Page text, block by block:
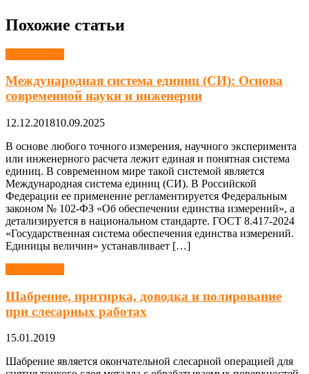
Похожие статьи
Международная система единиц (СИ): Основа
современной науки и инженерии
12.12.201810.09.2025
В основе любого точного измерения, научного эксперимента
или инженерного расчета лежит единая и понятная система
единиц. В современном мире такой системой является
Международная система единиц (СИ). В Российской
Федерации ее применение регламентируется Федеральным
законом № 102-ФЗ «Об обеспечении единства измерений», а
детализируется в национальном стандарте. ГОСТ 8.417-2024
«Государственная система обеспечения единства измерений.
Единицы величин» устанавливает […]
Шабрение, притирка, доводка и полирование
при слесарных работах
15.01.2019
Шабрение является окончательной слесарной операцией для